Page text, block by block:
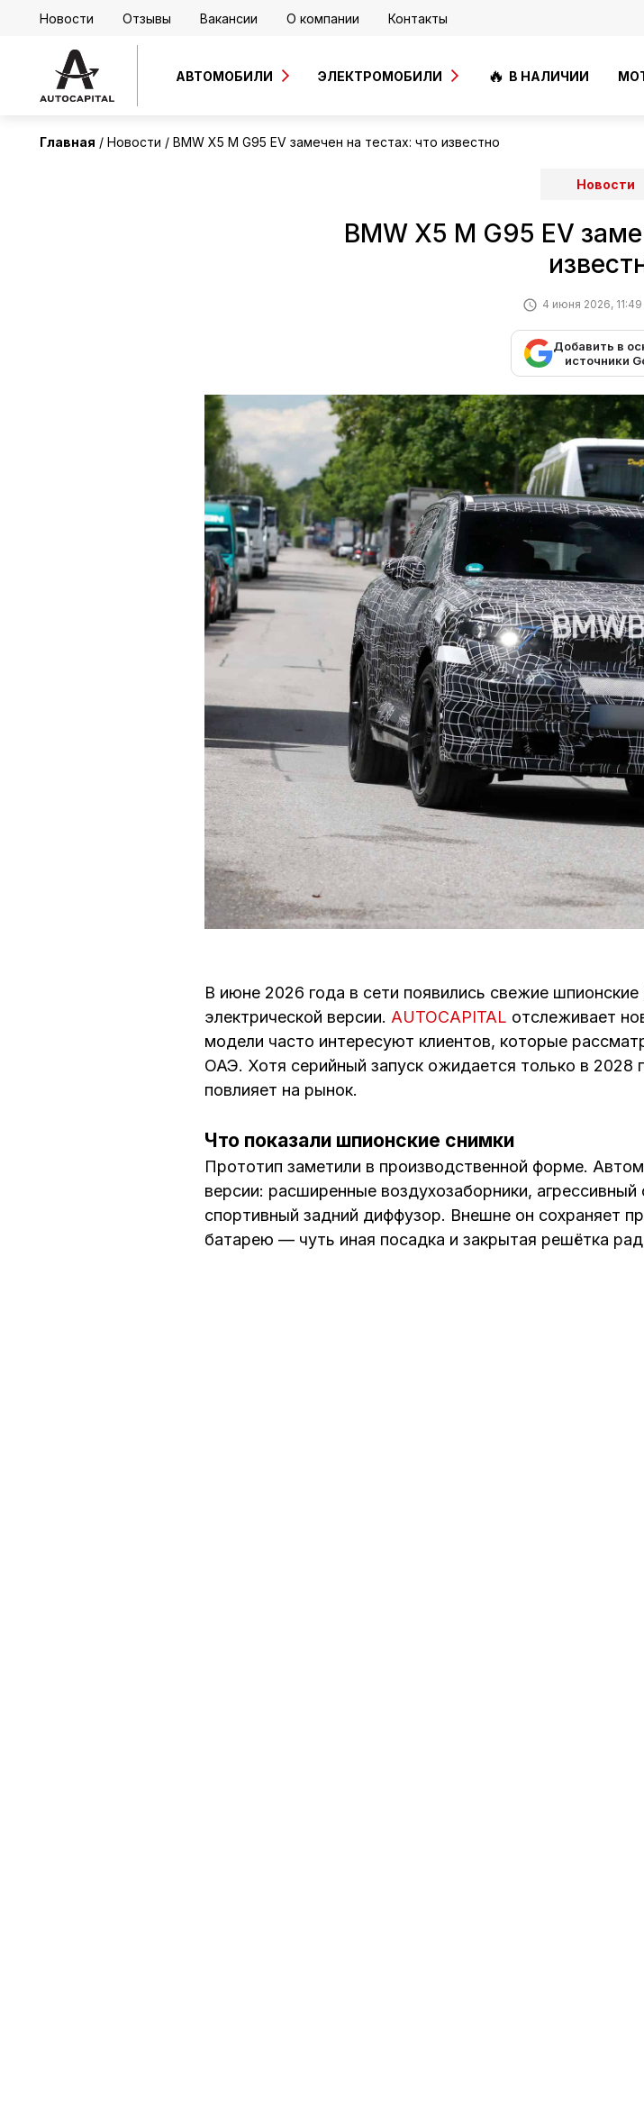
Новости Отзывы Вакансии О компании Контакты
АВТОМОБИЛИ ЭЛЕКТРОМОБИЛИ В НАЛИЧИИ
Главная Новости BMW X5 M G95 EV замечен на тестах: что известно
Новости
BMW X5 M G95 EV
4 июня 2026, 11:49
Добавить в
источники
В июне 2026 года в сети появились свежие
электрической версии. AUTOCAPITAL отслеживает
модели часто интересуют клиентов, которые
ОАЭ. Хотя серийный запуск ожидается только в 2028
повлияет на рынок.
Что показали шпионские снимки
Прототип заметили в производственной форме.
версии: расширенные воздухозаборники,
спортивный задний диффузор. Внешне он сохраняет
батарею — чуть иная посадка и закрытая решётка